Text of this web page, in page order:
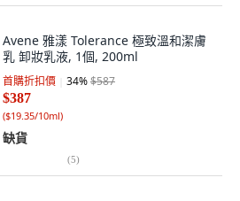
Avene 雅漾 Tolerance 極致溫和潔膚
乳 卸妝乳液, 1個, 200ml
首購折扣價 34%$587
$387
($19.35/10ml)
缺貨
(5)